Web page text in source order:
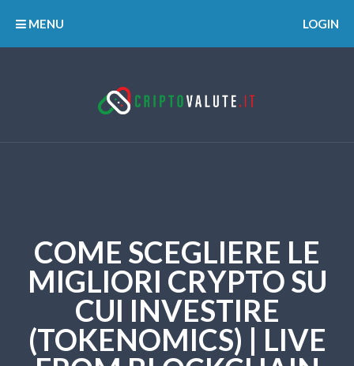
MENU LOGIN
COME SCEGLIERE LE
MIGLIORI CRYPTO SU
CUI INVESTIRE
(TOKENOMICS) | LIVE